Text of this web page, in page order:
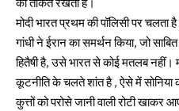
की ताकत रखता है।
मोदी भारत प्रथम की पॉलिसी पर चलता
गांधी ने ईरान का समर्थन किया, जो
हितैषी है, उसे भारत से कोई मतलब
कूटनीति के चलते शांत है , ऐसे में
कुत्तों को परोसे जानी वाली रोटी